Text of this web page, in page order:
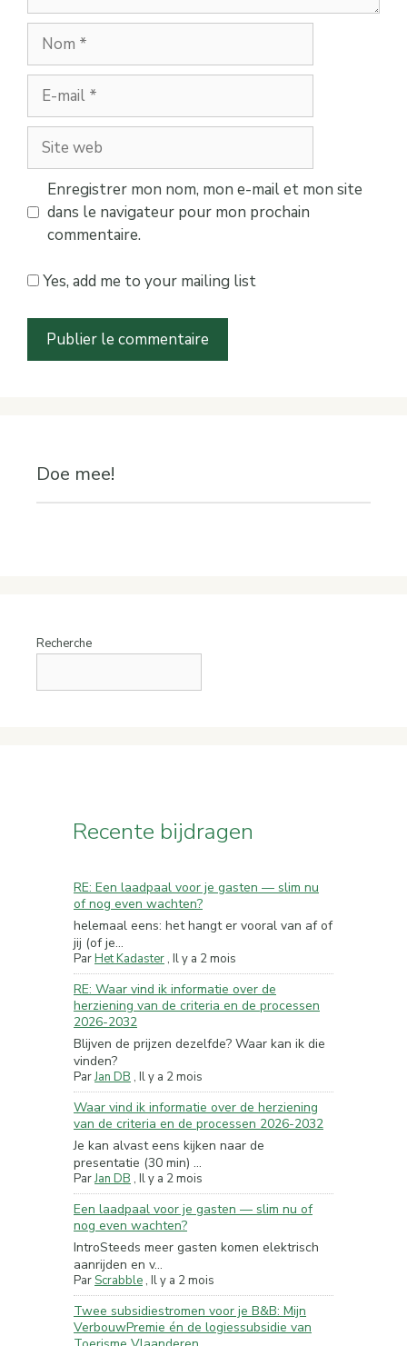
Nom
mail
Site
web
Enregistrer mon nom, mon e-mail et mon site
dans le navigateur pour mon prochain
commentaire.
Yes, add me to your mailing list
Doe mee!
Recherche
Recente bijdragen
RE: Een laadpaal voor je gasten — slim nu
of nog even wachten?
helemaal eens: het hangt er vooral van af of
jij (of je...
ParHet Kadaster , Il y a 2 mois
RE: Waar vind ik informatie over de
herziening van de criteria en de processen
2026-2032
Blijven de prijzen dezelfde? Waar kan ik die
vinden?
ParJan DB , Il y a 2 mois
Waar vind ik informatie over de herziening
van de criteria en de processen 2026-2032
Je kan alvast eens kijken naar de
presentatie (30 min) ...
ParJan DB , Il y a 2 mois
Een laadpaal voor je gasten — slim nu of
nog even wachten?
IntroSteeds meer gasten komen elektrisch
aanrijden en v...
ParScrabble , Il y a 2 mois
Twee subsidiestromen voor je B&B: Mijn
VerbouwPremie én de logiessubsidie van